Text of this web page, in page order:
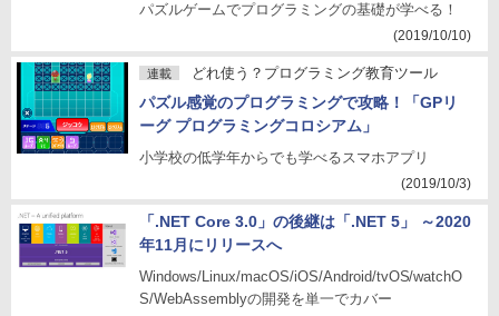
パズルゲームでプログラミングの基礎が学べる！
(2019/10/10)
連載 どれ使う？プログラミング教育ツール
パズル感覚のプログラミングで攻略！「GPリ
ーグ プログラミングコロシアム」
小学校の低学年からでも学べるスマホアプリ
(2019/10/3)
「.NET Core 3.0」の後継は「.NET 5」 ～2020
年11月にリリースへ
Windows/Linux/macOS/iOS/Android/tvOS/watchO
S/WebAssemblyの開発を単一でカバー